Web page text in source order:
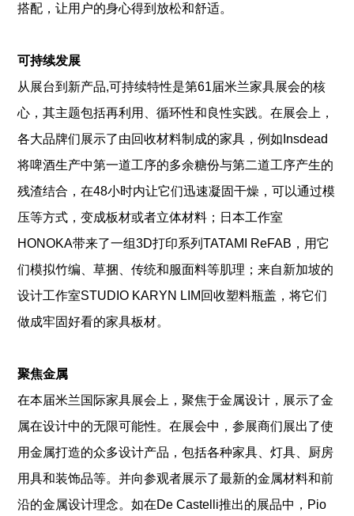
搭配，让用户的身心得到放松和舒适。
可持续发展
从展台到新产品,可持续特性是第61届米兰家具展会的核
心，其主题包括再利用、循环性和良性实践。在展会上，
各大品牌们展示了由回收材料制成的家具，例如Insdead
将啤酒生产中第一道工序的多余糖份与第二道工序产生的
残渣结合，在48小时内让它们迅速凝固干燥，可以通过模
压等方式，变成板材或者立体材料；日本工作室
HONOKA带来了一组3D打印系列TATAMI ReFAB，用它
们模拟竹编、草捆、传统和服面料等肌理；来自新加坡的
设计工作室STUDIO KARYN LIM回收塑料瓶盖，将它们
做成牢固好看的家具板材。
聚焦金属
在本届米兰国际家具展会上，聚焦于金属设计，展示了金
属在设计中的无限可能性。在展会中，参展商们展出了使
用金属打造的众多设计产品，包括各种家具、灯具、厨房
用具和装饰品等。并向参观者展示了最新的金属材料和前
沿的金属设计理念。如在De Castelli推出的展品中，Pio